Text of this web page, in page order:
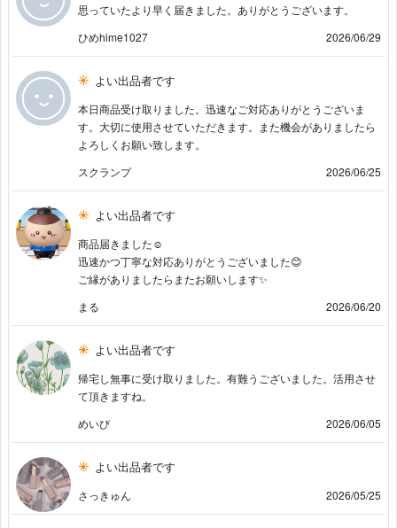
思っていたより早く届きました。ありがとうございます。
ひめhime1027
2026/06/29
よい出品者です
本日商品受け取りました。迅速なご対応ありがとうございま
す。大切に使用させていただきます。また機会がありましたら
よろしくお願い致します。
スクランプ
2026/06/25
よい出品者です
商品届きました☺️
迅速かつ丁寧な対応ありがとうございました😊
ご縁がありましたらまたお願いします✨
まる
2026/06/20
よい出品者です
帰宅し無事に受け取りました。有難うございました。活用させ
て頂きますね。
めいび
2026/06/05
よい出品者です
さっきゅん 2026/05/25